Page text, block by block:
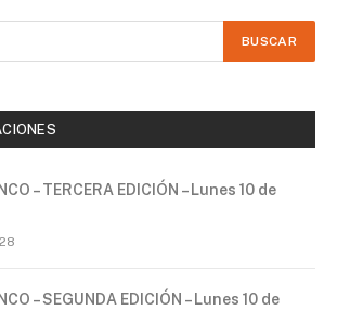
– TERCERA EDICIÓN – Lunes 10 de
– SEGUNDA EDICIÓN – Lunes 10 de